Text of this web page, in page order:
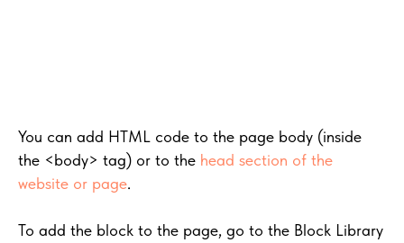
You can add HTML code to the page body (inside
the <body> tag) or to the head section of the
website or page.
To add the block to the page, go to the Block Library